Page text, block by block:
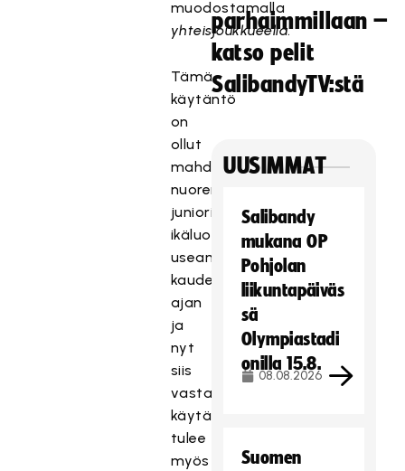
muodostamalla
yhteisjoukkueella.
Tämä
käytäntö
on
ollut
mahdollista
nuoremmissa
juniori-
ikäluokissa
useamman
kauden
ajan
ja
nyt
siis
vastaava
käytäntö
tulee
myös
parhaimmillaan –
katso pelit
SalibandyTV:stä
UUSIMMAT
Salibandy
mukana OP
Pohjolan
liikuntapäiväs
sä
Olympiastadi
onilla 15.8.
08.08.2026
Suomen